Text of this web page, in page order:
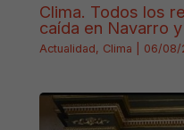
Clima. Todos los
caída en Navarro
Actualidad, Clima 06/08/